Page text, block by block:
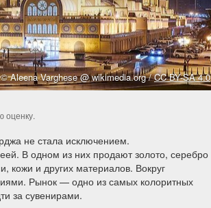
© Aleena Varghese @ wikimedia.org /CC BY-SA 4.0
оценку.
не стала исключением.
В одном из них продают золото, серебро
кожи и других материалов. Вокруг
Рынок — одно из самых колоритных
за сувенирами.